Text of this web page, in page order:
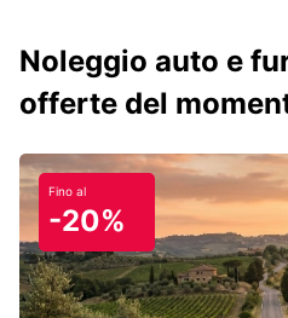
Noleggio auto e
offerte del
Fino al
-20%